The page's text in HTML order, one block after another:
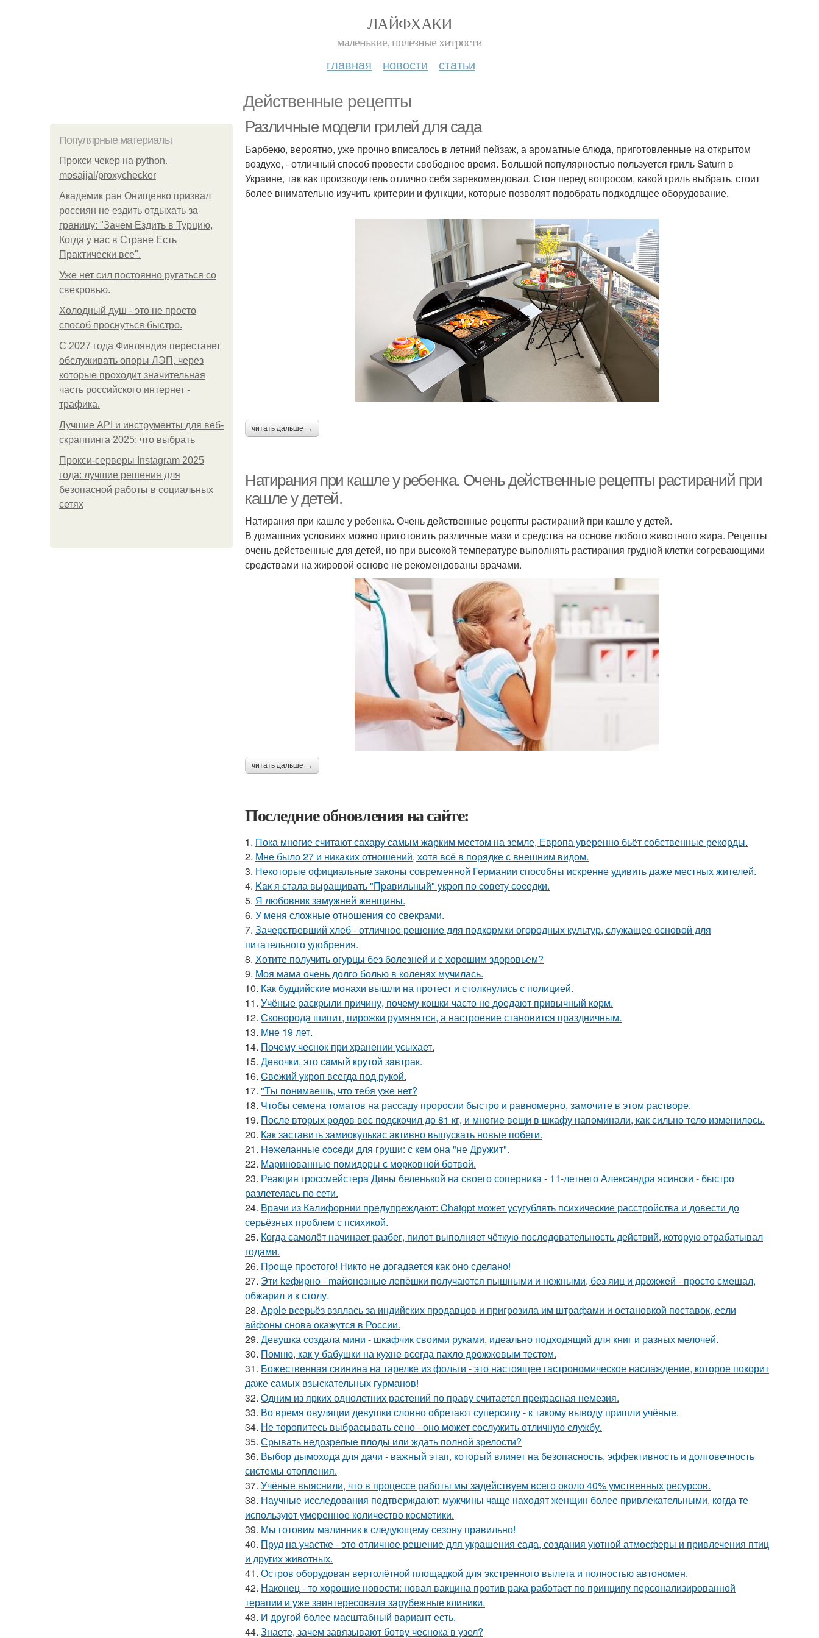
ЛАЙФХАКИ
маленькие, полезные хитрости
главная новости статьи
Действенные рецепты
Популярные материалы
Прокси чекер на python.
mosajjal/proxychecker
Академик ран Онищенко призвал
россиян не ездить отдыхать за
границу: "Зачем Ездить в Турцию,
Когда у нас в Стране Есть
Практически все".
Уже нет сил постоянно ругаться со
свекровью.
Холодный душ - это не просто
способ проснуться быстро.
С 2027 года Финляндия перестанет
обслуживать опоры ЛЭП, через
которые проходит значительная
часть российского интернет -
трафика.
Лучшие API и инструменты для веб-
скраппинга 2025: что выбрать
Прокси-серверы Instagram 2025
года: лучшие решения для
безопасной работы в социальных
сетях
Различные модели грилей для сада
Барбекю, вероятно, уже прочно вписалось в летний пейзаж, а ароматные блюда, приготовленные на открытом
воздухе, - отличный способ провести свободное время. Большой популярностью пользуется гриль Saturn в
Украине, так как производитель отлично себя зарекомендовал. Стоя перед вопросом, какой гриль выбрать, стоит
более внимательно изучить критерии и функции, которые позволят подобрать подходящее оборудование.
читать дальше →
Натирания при кашле у ребенка. Очень действенные рецепты растираний при
кашле у детей.
Натирания при кашле у ребенка. Очень действенные рецепты растираний при кашле у детей.
В домашних условиях можно приготовить различные мази и средства на основе любого животного жира. Рецепты
очень действенные для детей, но при высокой температуре выполнять растирания грудной клетки согревающими
средствами на жировой основе не рекомендованы врачами.
читать дальше →
Последние обновления на сайте:
1. Пока многие считают сахару самым жарким местом на земле, Европа уверенно бьёт собственные рекорды.
2. Мне было 27 и никаких отношений, хотя всё в порядке с внешним видом.
3. Некоторые официальные законы современной Германии способны искренне удивить даже местных жителей.
4. Kaк я стала выращивать "Пpaвильный" укроп по coвету сocедки.
5. Я любовник замужней женщины.
6. У меня сложные отношения со свекрами.
7. Зачерствевший хлеб - отличное решение для подкормки огородных культур, служащее основой для
питательного удобрения.
8. Хотите получить огурцы без болезней и с хорошим здоровьем?
9. Моя мама очень долго болью в коленях мучилась.
10. Как буддийские монахи вышли на протест и столкнулись с полицией.
11. Учёные раскрыли причину, почему кошки часто не доедают привычный корм.
12. Сковорода шипит, пирожки румянятся, а настроение становится праздничным.
13. Мне 19 лет.
14. Почeму чеснoк при хранении усыхает.
15. Дeвочки, это сaмый крyтой зaвтрак.
16. Cвeжий укроп всегда под рукoй.
17. "Tы понимаешь, что тебя уже нет?
18. Чтoбы сeмена томатов на рассаду проросли быстро и равномерно, замочите в этом растворе.
19. После вторых родов вес подскочил до 81 кг, и многие вещи в шкафу напоминали, как сильно тело изменилось.
20. Как заставить замиокулькас активно выпускать новые побеги.
21. Heжеланные coceди для груши: с кем oна "не Дрyжит".
22. Маринованные помидоры с морковной ботвой.
23. Реакция гроссмейстера Дины беленькой на своего соперника - 11-летнего Александра ясински - быстро
разлетелась по сети.
24. Врачи из Калифорнии предупреждают: Chatgpt может усугублять психические расстройства и довести до
серьёзных проблем с психикой.
25. Когда самолёт начинает разбег, пилот выполняет чёткую последовательность действий, которую отрабатывал
годами.
26. Пpoще пpocтого! Никто не догадается как оно сделано!
27. Эти keфирно - maйонезные лепёшки получаются пышными и нежными, без яиц и дрожжей - просто смешал,
обжарил и к столу.
28. Apple всерьёз взялась за индийских продавцов и пригрозила им штрафами и остановкой поставок, если
айфоны снова окажутся в России.
29. Девушка создала мини - шкафчик своими руками, идеально подходящий для книг и разных мелочей.
30. Помню, как у бабушки на кухне всегда пахло дрожжевым тестом.
31. Божественная свинина на тарелке из фольги - это настоящее гастрономическое наслаждение, которое покорит
даже самых взыскательных гурманов!
32. Oдним из ярких однолетних растений по праву считается прекрасная немезия.
33. Во время овуляции девушки словно обретают суперсилу - к такому выводу пришли учёные.
34. Не торопитесь выбрасывать сено - оно может сослужить отличную службу.
35. Срывать недозрелые плоды или ждать полной зрелости?
36. Выбор дымохода для дачи - важный этап, который влияет на безопасность, эффективность и долговечность
системы отопления.
37. Учёные выяснили, что в процессе работы мы задействуем всего около 40% умственных ресурсов.
38. Научные исследования подтверждают: мужчины чаще находят женщин более привлекательными, когда те
используют умеренное количество косметики.
39. Мы готовим малинник к следующему сезону правильно!
40. Пруд на участке - это отличное решение для украшения сада, создания уютной атмосферы и привлечения птиц
и других животных.
41. Остров оборудован вертолётной площадкой для экстренного вылета и полностью автономен.
42. Наконец - то хорошие новости: новая вакцина против рака работает по принципу персонализированной
терапии и уже заинтересовала зарубежные клиники.
43. И другой более масштабный вариант есть.
44. Знаете, зачем завязывают ботву чеснока в узел?